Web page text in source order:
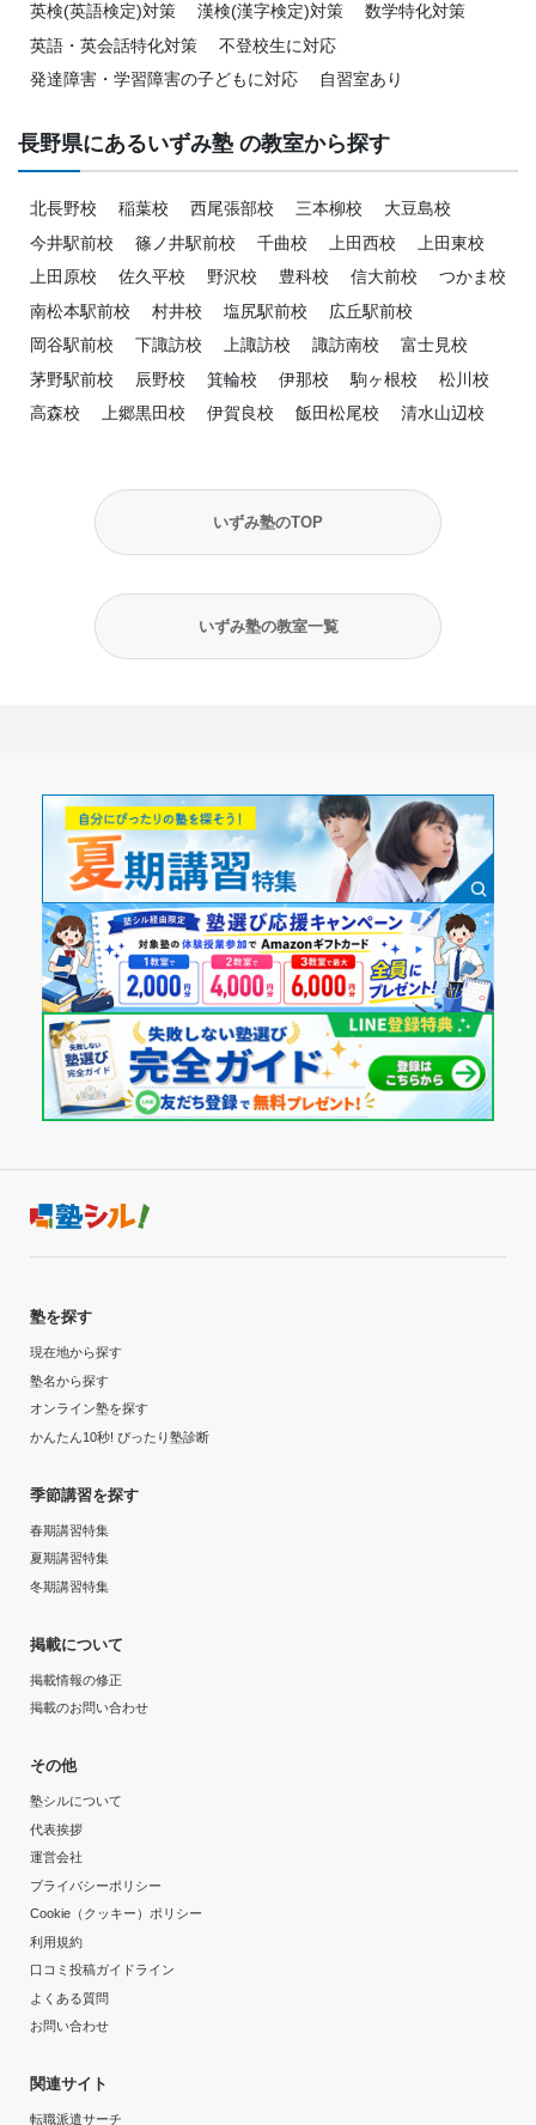
英検(英語検定)対策
漢検(漢字検定)対策
数学特化対策
英語・英会話特化対策
不登校生に対応
発達障害・学習障害の子どもに対応
自習室あり
長野県にあるいずみ塾 の教室から探す
北長野校 稲葉校 西尾張部校 三本柳校
大豆島校
今井駅前校
篠ノ井駅前校 千曲校 上田西校
上田東校
上田原校
佐久平校 野沢校 豊科校 信大前校
つかま校
南松本駅前校
村井校 塩尻駅前校
広丘駅前校
岡谷駅前校
下諏訪校 上諏訪校 諏訪南校
富士見校
茅野駅前校
辰野校 箕輪校 伊那校 駒ヶ根校
松川校
高森校
上郷黒田校 伊賀良校 飯田松尾校 清水山辺校
いずみ塾のTOP
いずみ塾の教室一覧
塾を探す
現在地から探す
塾名から探す
オンライン塾を探す
かんたん10秒! ぴったり塾診断
季節講習を探す
春期講習特集
夏期講習特集
冬期講習特集
掲載について
掲載情報の修正
掲載のお問い合わせ
その他
塾シルについて
代表挨拶
運営会社
プライバシーポリシー
Cookie（クッキー）ポリシー
利用規約
口コミ投稿ガイドライン
よくある質問
お問い合わせ
関連サイト
転職派遣サーチ